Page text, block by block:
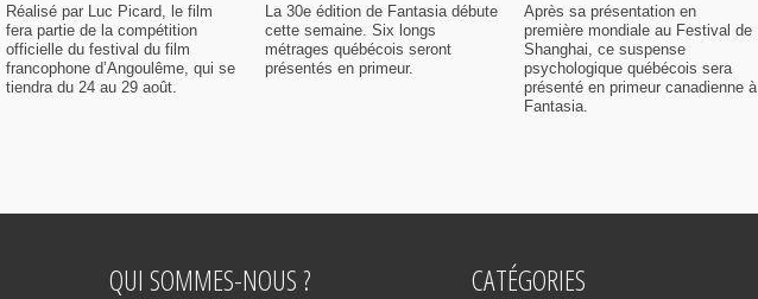
Réalisé par Luc Picard, le film
fera partie de la compétition
officielle du festival du film
francophone d’Angoulême, qui se
tiendra du 24 au 29 août.
La 30e édition de Fantasia débute
cette semaine. Six longs
métrages québécois seront
présentés en primeur.
Après sa présentation en
première mondiale au Festival de
Shanghai, ce suspense
psychologique québécois sera
présenté en primeur canadienne à
Fantasia.
QUI SOMMES-NOUS ? CATÉGORIES